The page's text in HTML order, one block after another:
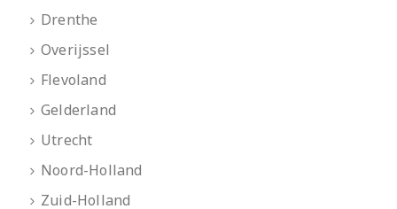
Drenthe
Overijssel
Flevoland
Gelderland
Utrecht
Noord-Holland
Zuid-Holland